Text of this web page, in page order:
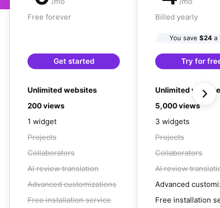
Free forever
Get started
Unlimited websites
200 views
1 widget
Projects
Collaborators
AI review translation
Advanced customizations
Free installation service
Billed yearly
You save $24a
Try for
Unlimited
5,000 views
3 widgets
Projects
Collaborators
AI review
Advanced
Free installation